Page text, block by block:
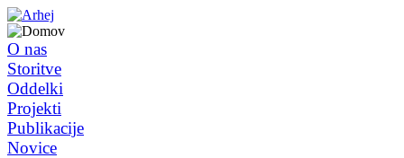
O nas
Storitve
Oddelki
Projekti
Publikacije
Novice